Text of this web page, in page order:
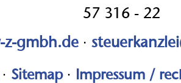
57 316 - 22
z-gmbh.de·
Sitemap·
Impressum /